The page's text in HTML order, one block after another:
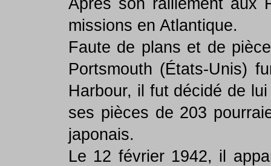
Après son ralliement aux
missions en Atlantique.
Faute de plans et de
Portsmouth (États-Unis)
Harbour, il fut décidé de
ses pièces de 203
japonais.
Le 12 février 1942, il